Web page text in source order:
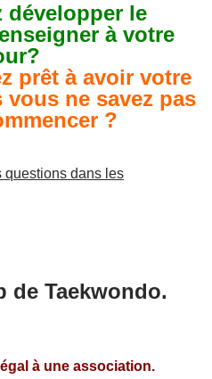
développer le
à votre
prêt à avoir votre
ne savez pas
?
questions dans les
de Taekwondo.
à une association.